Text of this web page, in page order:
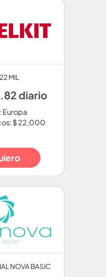
MIL
diario
Europa
$ 22,000
NOVA BASIC